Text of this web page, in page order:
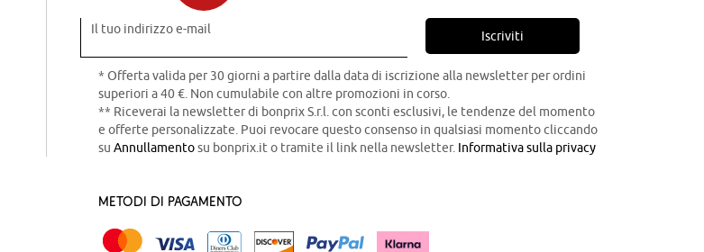
Il tuo indirizzo e-mail Iscriviti
* Offerta valida per 30 giorni a partire dalla data di iscrizione alla newsletter per ordini
superiori a 40 €. Non cumulabile con altre promozioni in corso.
** Riceverai la newsletter di bonprix S.r.l. con sconti esclusivi, le tendenze del momento
e offerte personalizzate. Puoi revocare questo consenso in qualsiasi momento cliccando
su Annullamentosu bonprix.it o tramite il link nella newsletter. Informativa sulla privacy
Metodi di pagamento